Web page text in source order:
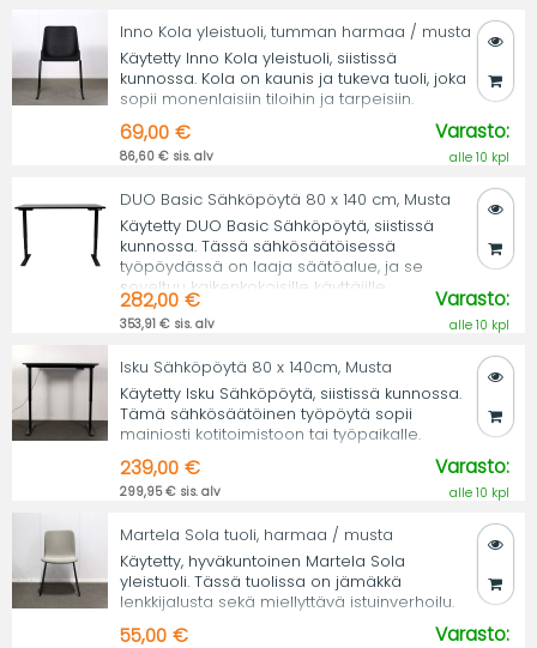
Inno Kola yleistuoli, tumman harmaa / musta
Käytetty Inno Kola yleistuoli, siistissä
kunnossa. Kola on kaunis ja tukeva tuoli, joka
sopii monenlaisiin tiloihin ja tarpeisiin.
69,00 €
86,60 € sis. alv
Varasto:
alle 10 kpl
DUO Basic Sähköpöytä 80 x 140 cm, Musta
Käytetty DUO Basic Sähköpöytä, siistissä
kunnossa. Tässä sähkösäätöisessä
työpöydässä on laaja säätöalue, ja se
soveltuu kaikenkokoisille käyttäjille.
282,00 €
353,91 € sis. alv
Varasto:
alle 10 kpl
Isku Sähköpöytä 80 x 140cm, Musta
Käytetty Isku Sähköpöytä, siistissä kunnossa.
Tämä sähkösäätöinen työpöytä sopii
mainiosti kotitoimistoon tai työpaikalle.
239,00 €
299,95 € sis. alv
Varasto:
alle 10 kpl
Martela Sola tuoli, harmaa / musta
Käytetty, hyväkuntoinen Martela Sola
yleistuoli. Tässä tuolissa on jämäkkä
lenkkijalusta sekä miellyttävä istuinverhoilu.
55,00 € Varasto: